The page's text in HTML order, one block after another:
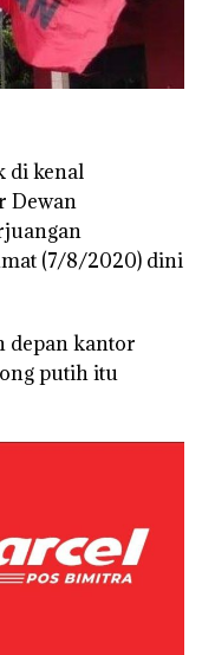
di kenal
Dewan
(7/8/2020) dini
depan kantor
putih itu